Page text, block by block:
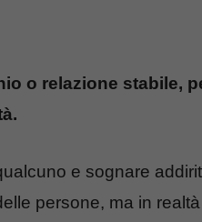
o relazione stabile,
e sognare
persone, ma in